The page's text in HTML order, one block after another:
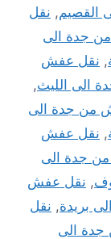
القصيم, نقل
جدة الى
, نقل عفش
الى الليث,
من جدة الى
, نقل عفش
جدة الى
, نقل عفش
بريدة, نقل
الى